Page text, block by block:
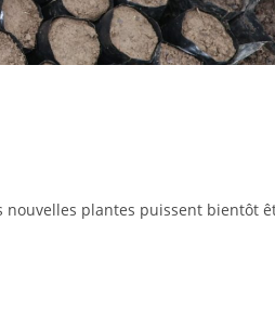
plantes puissent bientôt